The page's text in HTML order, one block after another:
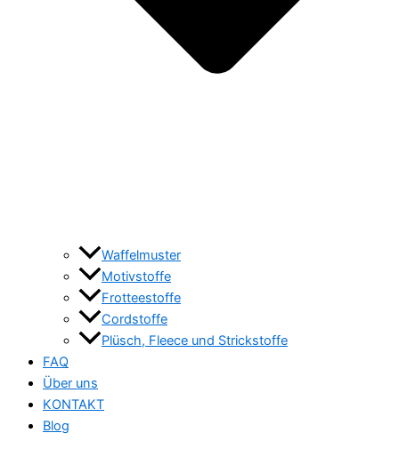
Waffelmuster
Motivstoffe
Frotteestoffe
Cordstoffe
Plüsch, Fleece und Strickstoffe
FAQ
Über uns
KONTAKT
Blog